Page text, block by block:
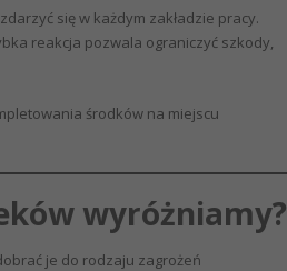
się w każdym zakładzie pracy.
reakcja pozwala ograniczyć szkody,
środków na miejscu
wyróżniamy?
je do rodzaju zagrożeń